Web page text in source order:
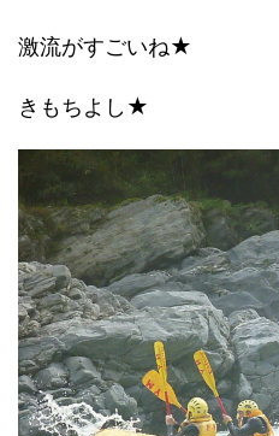
激流がすごいね★
きもちよし★